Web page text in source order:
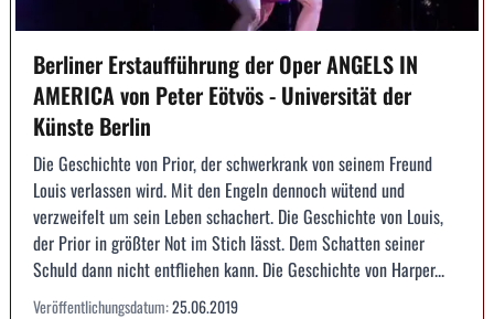
Berliner Erstaufführung der Oper ANGELS IN
AMERICA von Peter Eötvös - Universität der
Künste Berlin
Die Geschichte von Prior, der schwerkrank von seinem Freund
Louis verlassen wird. Mit den Engeln dennoch wütend und
verzweifelt um sein Leben schachert. Die Geschichte von Louis,
der Prior in größter Not im Stich lässt. Dem Schatten seiner
Schuld dann nicht entfliehen kann. Die Geschichte von Harper...
Veröffentlichungsdatum:25.06.2019